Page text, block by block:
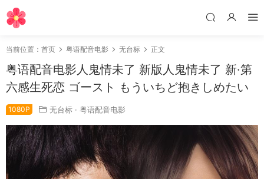
当前位置： 首页 粤语配音电影 无台标 正文
粤语配音电影人鬼情未了 新版人鬼情未了 新·第
六感生死恋 ゴースト もういちど抱きしめたい
1080P 无台标 · 粤语配音电影